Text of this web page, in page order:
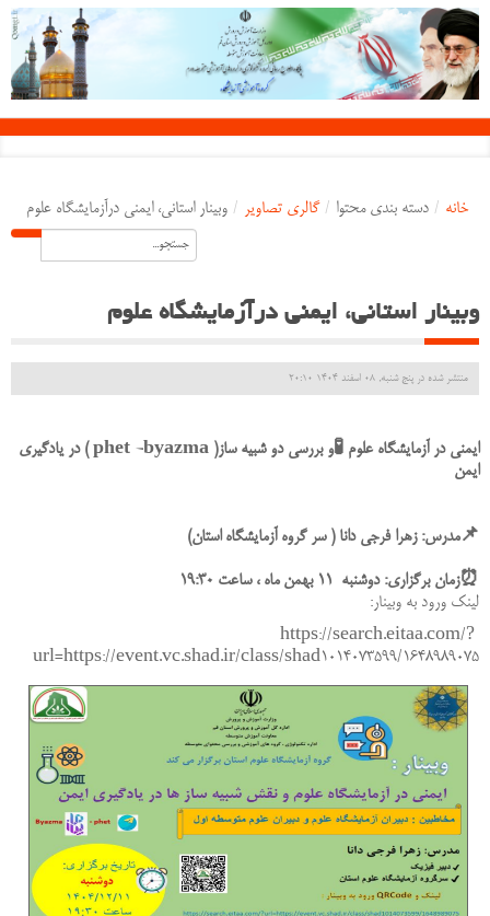
خانه / دسته بندی محتوا / گالری تصاویر / وبینار استانی، ایمنی درآزمایشگاه علوم
وبینار استانی، ایمنی درآزمایشگاه علوم
منتشر شده در پنج شنبه, 08 اسفند 1404 20:10
ایمنی در آزمایشگاه علوم 🧪و بررسی دو شبیه ساز( phet -byazma ) در یادگیری
ایمن
📌مدرس: زهرا فرجی دانا ( سر گروه آزمایشگاه استان)
⏰زمان برگزاری: دوشنبه 11 بهمن ماه ، ساعت 19:30
لینک ورود به وبینار:
https://search.eitaa.com/?
url=https://event.vc.shad.ir/class/shad1014073599/1648989075